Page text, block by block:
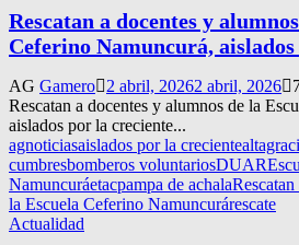
Rescatan a docentes y
Ceferino Namuncurá,
AG Gamero 2 abril, 20262 abril, 2026
Rescatan a docentes y alumnos de la
aislados por la creciente...
agnoticiasaislados por la creciente
cumbresbomberos voluntariosDUAR
Namuncuráetacpampa de achala
la Escuela Ceferino Namuncurárescate
Actualidad